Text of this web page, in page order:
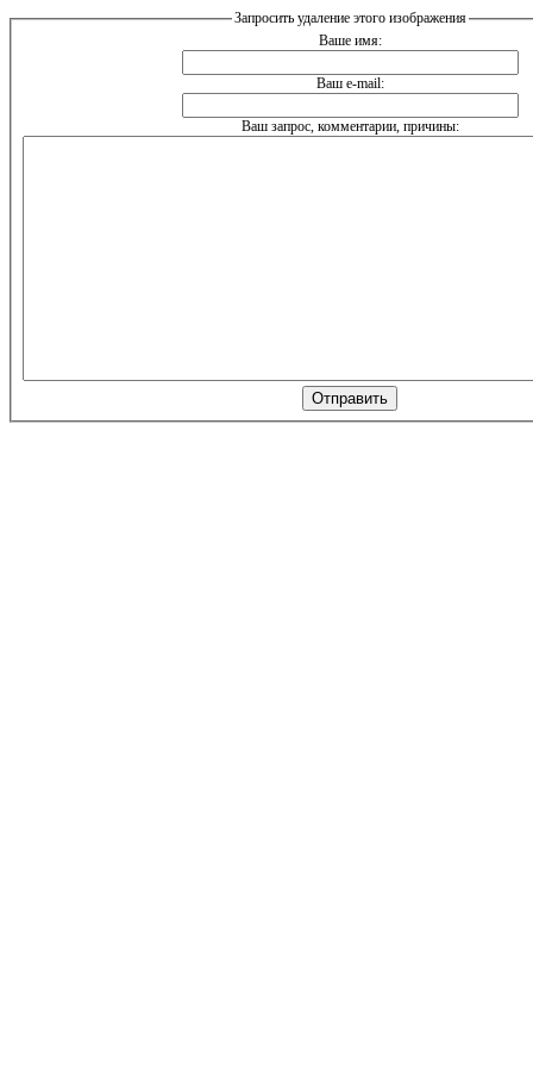
Запросить удаление этого изображения
Ваше имя:
Ваш e-mail:
Ваш запрос, комментарии, причины: